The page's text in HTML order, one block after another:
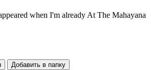
when I'm already At The Mahayana
Добавить в папку